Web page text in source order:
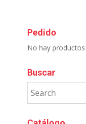
Pedido
No hay
Buscar